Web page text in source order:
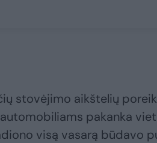
stovėjimo aikštelių
pakanka
visą vasarą būdavo